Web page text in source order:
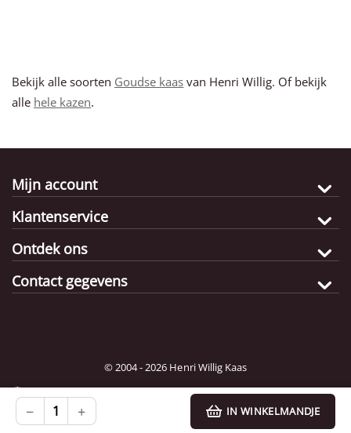
+
− IN WINKELMANDJE
Bekijk alle soorten Goudse kaas van Henri Willig. Of bekijk
alle hele kazen.
Mijn account
Klantenservice
Ontdek ons
Contact gegevens
© 2004 - 2026 Henri Willig Kaas
Bestemming: